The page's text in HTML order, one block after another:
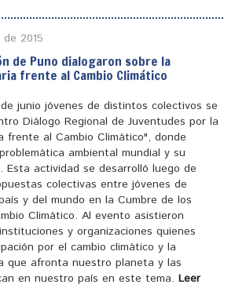
2015
de Puno dialogaron sobre la
frente al Cambio Climático
junio jóvenes de distintos colectivos se
Diálogo Regional de Juventudes por la
frente al Cambio Climático", donde
ambiental mundial y su
Esta actividad se desarrolló luego de
colectivas entre jóvenes de
y del mundo en la Cumbre de los
Climático. Al evento asistieron
y organizaciones quienes
por el cambio climático y la
que afronta nuestro planeta y las
en nuestro país en este tema. Leer